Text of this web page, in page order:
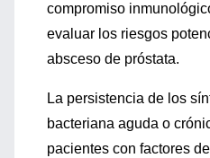
compromiso
evaluar los riesgos
absceso de próstata.
La persistencia de los
bacteriana aguda o
pacientes con factores